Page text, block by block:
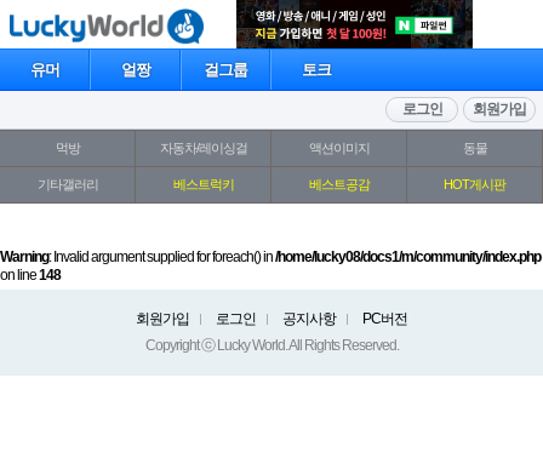
유머 얼짱 걸그룹 토크
회원가입
로그인
먹방 자동차/레이싱걸 액션이미지 동물
기타갤러리 베스트럭키 베스트공감 HOT게시판
Warning: Invalid argument supplied for foreach() in/home/lucky08/docs1/m/community/index.php
on line148
회원가입 로그인 공지사항
PC버전
Copyright ⓒ Lucky World. All Rights Reserved.